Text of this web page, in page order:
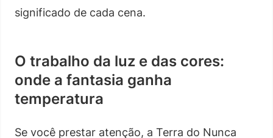
significado de cada cena.
O trabalho da luz e das cores:
onde a fantasia ganha
temperatura
Se você prestar atenção, a Terra do Nunca